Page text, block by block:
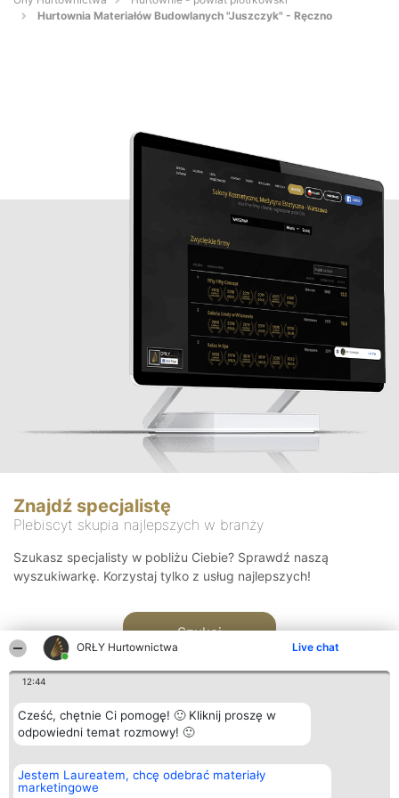
ORŁY Hurtownictwa Live chat
12:44
Cześć, chętnie Ci pomogę! 🙂 Kliknij proszę w
odpowiedni temat rozmowy! 🙂
Jestem Laureatem, chcę odebrać materiały
marketingowe
Hurtownia Materiałów Budowlanych "Juszczyk" - Ręczno
Znajdź specjalistę
Plebiscyt skupia najlepszych w branży
Szukasz specjalisty w pobliżu Ciebie? Sprawdź naszą
wyszukiwarkę. Korzystaj tylko z usług najlepszych!
Szukaj
Organizator plebiscytu
Bright Side Solutions sp. z o.
o. sp. k.
Plebiscyt
Laureaci
Kontakt
Kontakt